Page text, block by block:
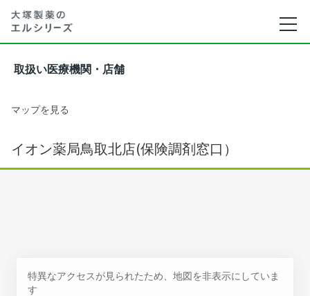
取扱い医療機関・店舗
マップを見る
イオン薬局鳥取北店(保険調剤窓口）
特異なアクセスが見られたため、地図を非表示にしていま
す